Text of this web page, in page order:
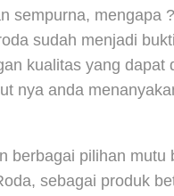
sempurna, mengapa
sudah menjadi bukti
kualitas yang dapat
nya anda
berbagai pilihan mutu
sebagai produk